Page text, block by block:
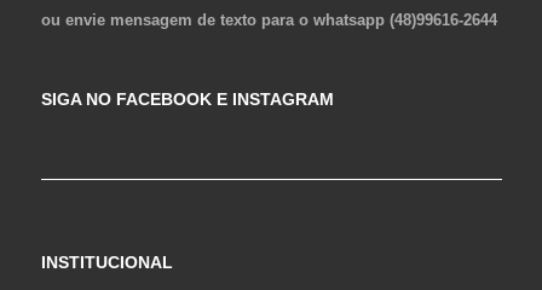
ou envie mensagem de texto para o whatsapp (48)99616-2644
SIGA NO FACEBOOK E INSTAGRAM
INSTITUCIONAL